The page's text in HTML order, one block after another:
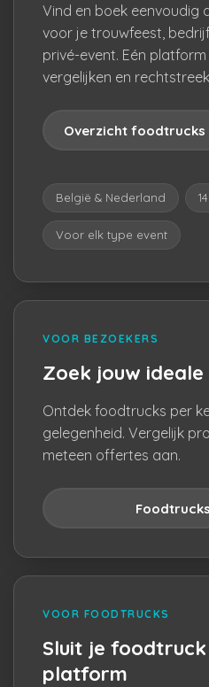
Vind en boek eenvoudig
voor je trouwfeest,
privé-event. Eén
vergelijken en
Overzicht foodtrucks
België & Nederland
Voor elk type event
VOOR BEZOEKERS
Zoek jouw
Ontdek foodtrucks per
gelegenheid. Vergelijk
meteen offertes aan.
VOOR FOODTRUCKS
Sluit je
platform